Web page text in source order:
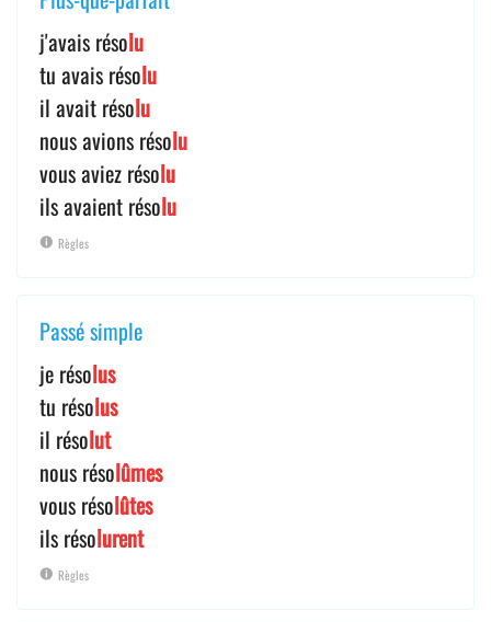
j'avais résolu
tu avais résolu
il avait résolu
nous avions résolu
vous aviez résolu
ils avaient résolu
Règles
Passé simple
je résolus
tu résolus
il résolut
nous résolûmes
vous résolûtes
ils résolurent
Règles